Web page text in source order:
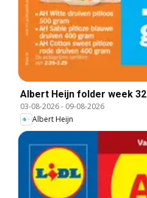
Albert Heijn folder week 32
03-08-2026- 09-08-2026
Albert Heijn